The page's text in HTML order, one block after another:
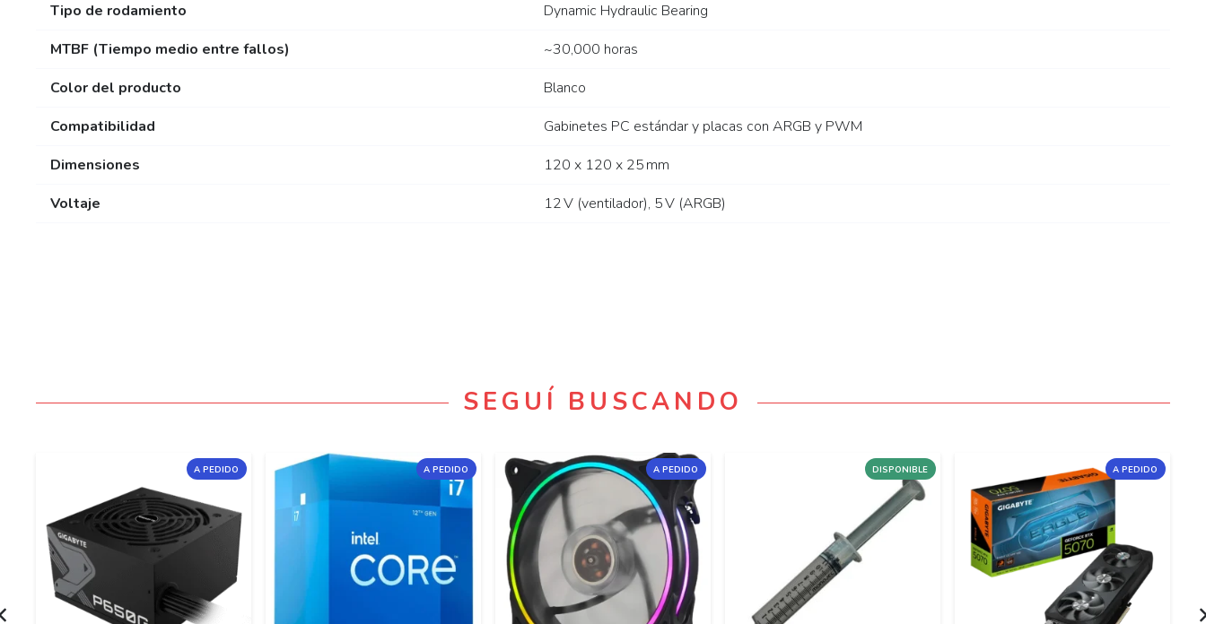
Tipo de rodamiento
Dynamic Hydraulic Bearing
MTBF (Tiempo medio entre fallos)
~30,000 horas
Color del producto
Blanco
Compatibilidad
Gabinetes PC estándar y placas con ARGB y PWM
Dimensiones
120 x 120 x 25 mm
Voltaje
12 V (ventilador), 5 V (ARGB)
SEGUÍ BUSCANDO
A PEDIDO A PEDIDO A PEDIDO DISPONIBLE A PEDIDO